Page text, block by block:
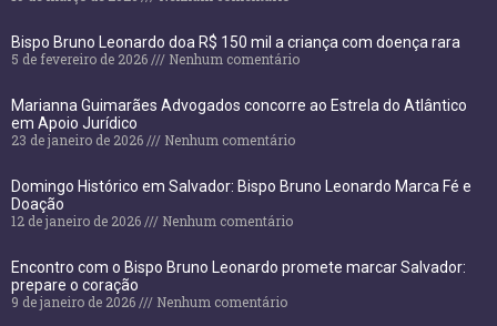
Bispo Bruno Leonardo doa R$ 150 mil a criança com doença rara
5 de fevereiro de 2026
Nenhum comentário
Marianna Guimarães Advogados concorre ao Estrela do Atlântico
em Apoio Jurídico
23 de janeiro de 2026
Nenhum comentário
Domingo Histórico em Salvador: Bispo Bruno Leonardo Marca Fé e
Doação
12 de janeiro de 2026
Nenhum comentário
Encontro com o Bispo Bruno Leonardo promete marcar Salvador:
prepare o coração
9 de janeiro de 2026
Nenhum comentário